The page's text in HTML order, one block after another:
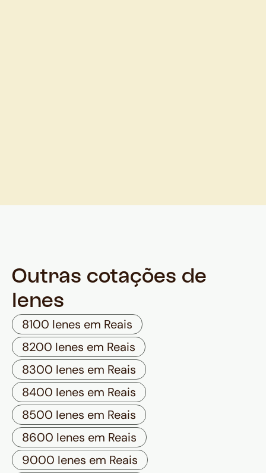
Outras cotações de
Ienes
8100 Ienes em Reais
8200 Ienes em Reais
8300 Ienes em Reais
8400 Ienes em Reais
8500 Ienes em Reais
8600 Ienes em Reais
9000 Ienes em Reais